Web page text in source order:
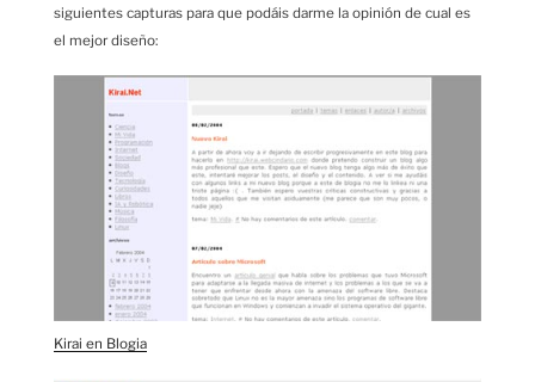
siguientes capturas para que podáis darme la opinión de cual es
el mejor diseño:
Kirai en Blogia